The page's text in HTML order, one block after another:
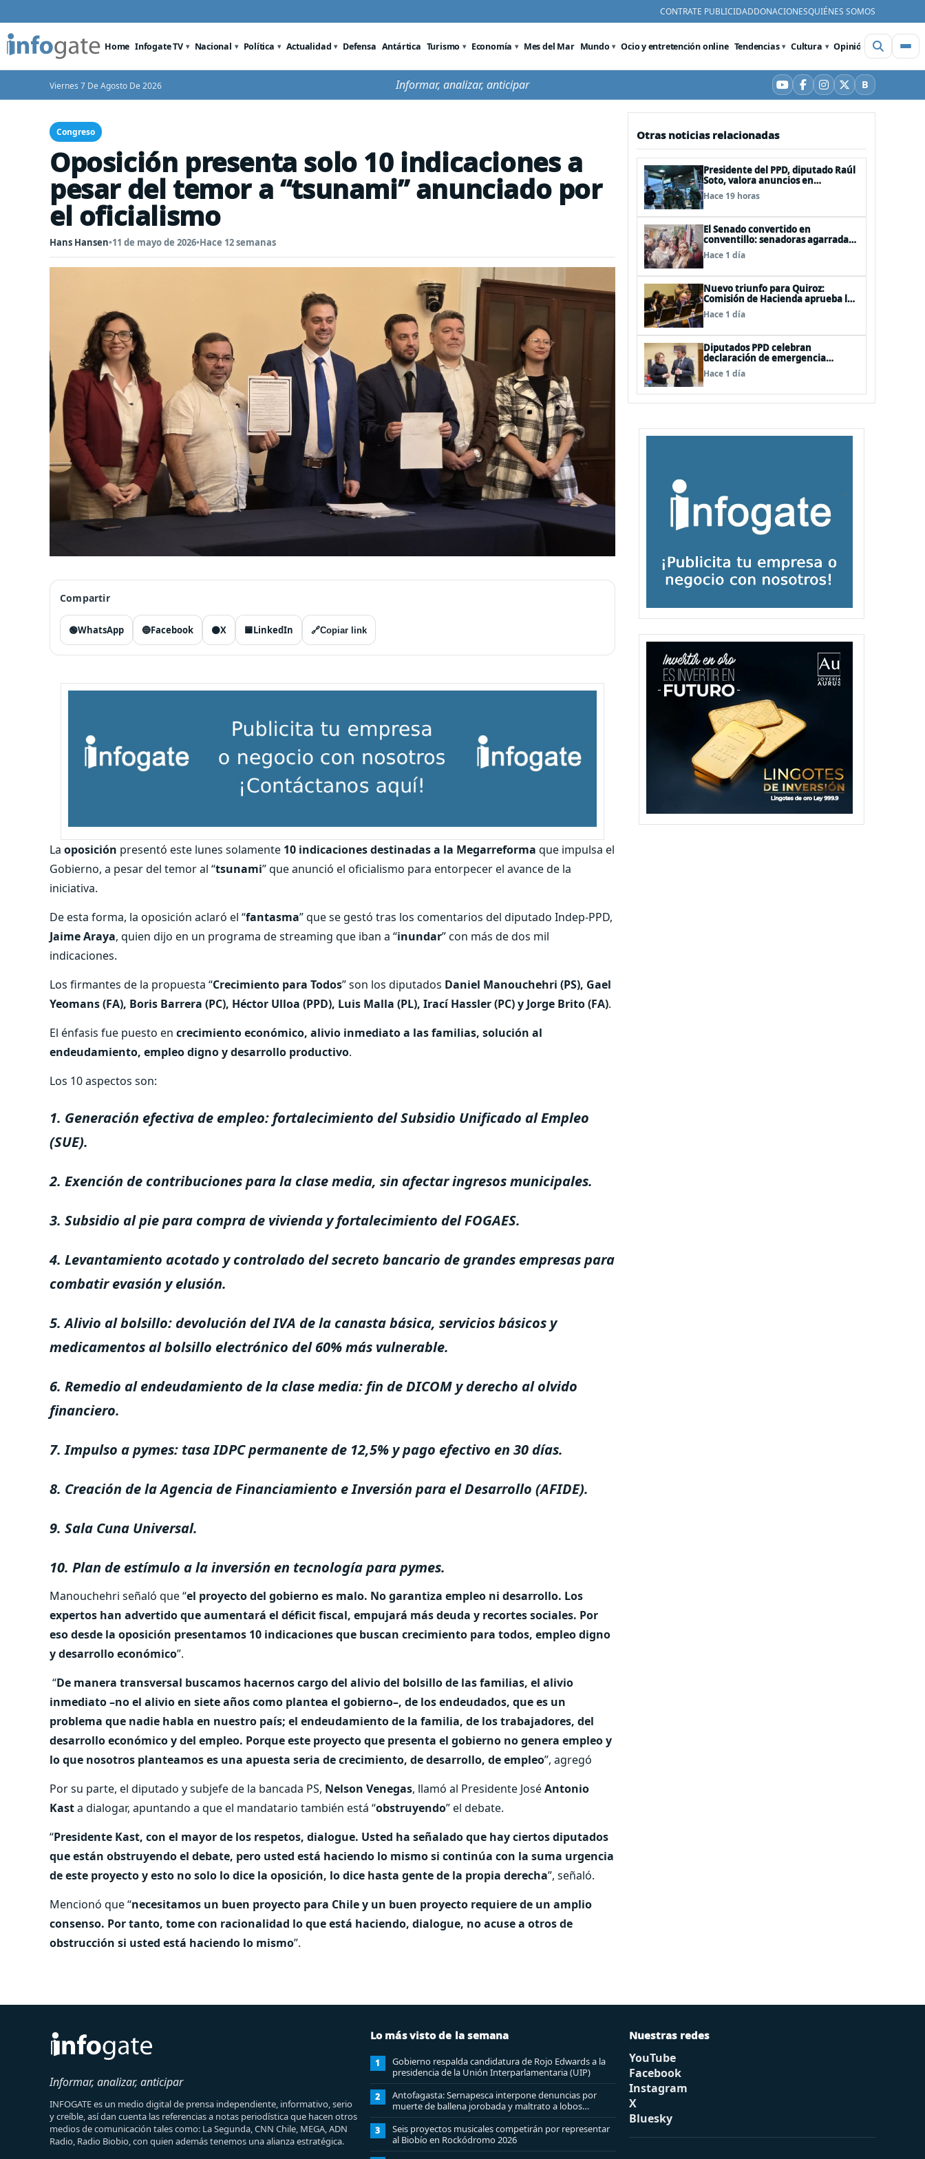
CONTRATE PUBLICIDADDONACIONESQUIÉNES SOMOS
Home Infogate TV Nacional Política Actualidad Defensa Antártica Turismo Economía Mes del Mar Mundo Ocio y entretención online Tendencias Cultura Opinión Videos
Viernes 7 De Agosto De 2026 Informar, analizar, anticipar YouTube
Facebook
Instagram
X BBluesky
Congreso
Oposición presenta solo 10 indicaciones a
pesar del temor a “tsunami” anunciado por
el oficialismo
Hans Hansen•11 de mayo de 2026•Hace 12 semanas
Compartir
🟢WhatsApp 🔵Facebook ⚫X 🟦LinkedIn 🔗Copiar link
La oposición presentó este lunes solamente 10 indicaciones destinadas a la Megarreforma que impulsa el
Gobierno, a pesar del temor al “tsunami” que anunció el oficialismo para entorpecer el avance de la
iniciativa.
De esta forma, la oposición aclaró el “fantasma” que se gestó tras los comentarios del diputado Indep-PPD,
Jaime Araya, quien dijo en un programa de streaming que iban a “inundar” con más de dos mil
indicaciones.
Los firmantes de la propuesta “Crecimiento para Todos” son los diputados Daniel Manouchehri (PS), Gael
Yeomans (FA), Boris Barrera (PC), Héctor Ulloa (PPD), Luis Malla (PL), Irací Hassler (PC) y Jorge Brito (FA).
El énfasis fue puesto en crecimiento económico, alivio inmediato a las familias, solución al
endeudamiento, empleo digno y desarrollo productivo.
Los 10 aspectos son:
1. Generación efectiva de empleo: fortalecimiento del Subsidio Unificado al Empleo
(SUE).
2. Exención de contribuciones para la clase media, sin afectar ingresos municipales.
3. Subsidio al pie para compra de vivienda y fortalecimiento del FOGAES.
4. Levantamiento acotado y controlado del secreto bancario de grandes empresas para
combatir evasión y elusión.
5. Alivio al bolsillo: devolución del IVA de la canasta básica, servicios básicos y
medicamentos al bolsillo electrónico del 60% más vulnerable.
6. Remedio al endeudamiento de la clase media: fin de DICOM y derecho al olvido
financiero.
7. Impulso a pymes: tasa IDPC permanente de 12,5% y pago efectivo en 30 días.
8. Creación de la Agencia de Financiamiento e Inversión para el Desarrollo (AFIDE).
9. Sala Cuna Universal.
10. Plan de estímulo a la inversión en tecnología para pymes.
Manouchehri señaló que “el proyecto del gobierno es malo. No garantiza empleo ni desarrollo. Los
expertos han advertido que aumentará el déficit fiscal, empujará más deuda y recortes sociales. Por
eso desde la oposición presentamos 10 indicaciones que buscan crecimiento para todos, empleo digno
y desarrollo económico”.
“De manera transversal buscamos hacernos cargo del alivio del bolsillo de las familias, el alivio
inmediato –no el alivio en siete años como plantea el gobierno–, de los endeudados, que es un
problema que nadie habla en nuestro país; el endeudamiento de la familia, de los trabajadores, del
desarrollo económico y del empleo. Porque este proyecto que presenta el gobierno no genera empleo y
lo que nosotros planteamos es una apuesta seria de crecimiento, de desarrollo, de empleo”, agregó
Por su parte, el diputado y subjefe de la bancada PS, Nelson Venegas, llamó al Presidente JoséAntonio
Kasta dialogar, apuntando a que el mandatario también está “obstruyendo” el debate.
“Presidente Kast, con el mayor de los respetos, dialogue. Usted ha señalado que hay ciertos diputados
que están obstruyendo el debate, pero usted está haciendo lo mismo si continúa con la suma urgencia
de este proyecto y esto no solo lo dice la oposición, lo dice hasta gente de la propia derecha”, señaló.
Mencionó que “necesitamos un buen proyecto para Chile y un buen proyecto requiere de un amplio
consenso. Por tanto, tome con racionalidad lo que está haciendo, dialogue, no acuse a otros de
obstrucción si usted está haciendo lo mismo”.
Otras noticias relacionadas
Presidente del PPD, diputado Raúl
Soto, valora anuncios en
seguridad pero advierte ausencia
clave: alzamiento del secreto
Hace 19 horas
El Senado convertido en
conventillo: senadoras agarradas
de las mechas
Hace 1 día
Nuevo triunfo para Quiroz:
Comisión de Hacienda aprueba los
vetos a la Megarreforma
Hace 1 día
Diputados PPD celebran
declaración de emergencia
agrícola a La Araucanía y piden
agilizar ayudas económicas a
Hace 1 día
Informar, analizar, anticipar
INFOGATE es un medio digital de prensa independiente, informativo, serio
y creíble, así dan cuenta las referencias a notas periodística que hacen otros
medios de comunicación tales como: La Segunda, CNN Chile, MEGA, ADN
Radio, Radio Biobio, con quien además tenemos una alianza estratégica.
Lo más visto de la semana
1
Gobierno respalda candidatura de Rojo Edwards a la
presidencia de la Unión Interparlamentaria (UIP)
2
Antofagasta: Sernapesca interpone denuncias por
muerte de ballena jorobada y maltrato a lobos
marinos
3
Seis proyectos musicales competirán por representar
al Biobío en Rockódromo 2026
Nuestras redes
YouTube
Facebook
Instagram
X
Bluesky